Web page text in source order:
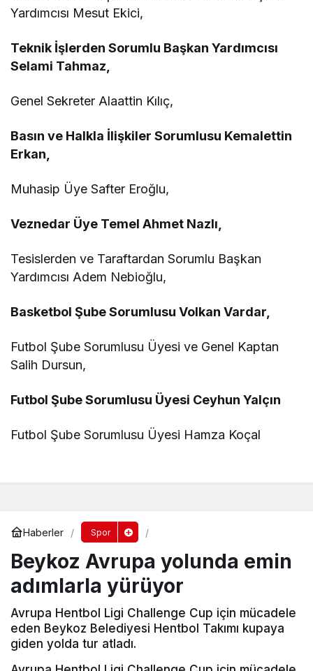
Yardımcısı Mesut Ekici,
Teknik İşlerden Sorumlu Başkan Yardımcısı
Selami Tahmaz,
Genel Sekreter Alaattin Kılıç,
Basın ve Halkla İlişkiler Sorumlusu Kemalettin
Erkan,
Muhasip Üye Safter Eroğlu,
Veznedar Üye Temel Ahmet Nazlı,
Tesislerden ve Taraftardan Sorumlu Başkan
Yardımcısı Adem Nebioğlu,
Basketbol Şube Sorumlusu Volkan Vardar,
Futbol Şube Sorumlusu Üyesi ve Genel Kaptan
Salih Dursun,
Futbol Şube Sorumlusu Üyesi Ceyhun Yalçın
Futbol Şube Sorumlusu Üyesi Hamza Koçal
Haberler Spor
Beykoz Avrupa yolunda emin
adımlarla yürüyor
Avrupa Hentbol Ligi Challenge Cup için mücadele
eden Beykoz Belediyesi Hentbol Takımı kupaya
giden yolda tur atladı.